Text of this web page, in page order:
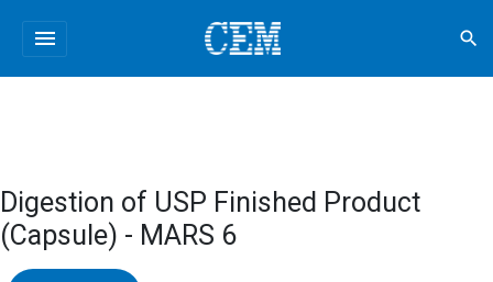
menu search
Digestion of USP Finished Product
(Capsule) - MARS 6